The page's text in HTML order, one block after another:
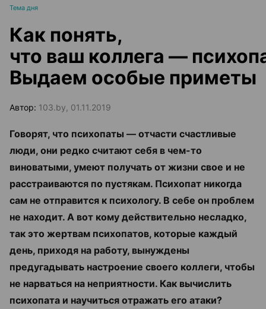
Тема дня
Как понять,
что ваш коллега —
Выдаем особые приметы
Автор: 103.by, 01.11.2019
Говорят, что психопаты — отчасти счастливые
люди, они редко считают себя в чем-то
виноватыми, умеют получать от жизни свое и не
расстраиваются по пустякам. Психопат никогда
сам не отправится к психологу. В себе он проблем
не находит. А вот кому действительно несладко,
так это жертвам психопатов, которые каждый
день, приходя на работу, вынуждены
предугадывать настроение своего коллеги, чтобы
не нарваться на неприятности. Как вычислить
психопата и научиться отражать его атаки?